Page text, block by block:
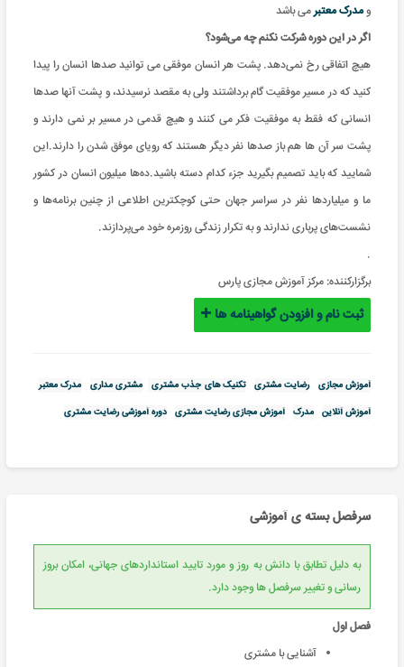
ومدرک معتبرمی باشد
اگر در این دوره شرکت نکنم چه می‌شود؟
هیچ اتفاقی رخ نمی‌دهد. پشت هر انسان موفقی می توانید صدها انسان را پیدا
کنید که در مسیر موفقیت گام برداشتند ولی به مقصد نرسیدند، و پشت آنها صدها
انسانی که فقط به موفقیت فکر می کنند و هیچ قدمی در مسیر بر نمی دارند و
پشت سر آن ها هم باز صدها نفر دیگر هستند که رویای موفق شدن را دارند.این
شمایید که باید تصمیم بگیرید جزء کدام دسته باشید.ده‌ها میلیون‌ انسان در کشور
ما و میلیاردها نفر در سراسر جهان حتی کوچکترین اطلاعی از چنین برنامه‌ها و
نشست‌های پرباری ندارند و به تکرار زندگی روزمره خود می‌پردازند.
.
برگزارکننده: مرکز آموزش مجازی پارس
ثبت نام و افزودن گواهینامه ها
آموزش مجازی رضایت مشتری تکنیک های جذب مشتری مشتری‌ مداری
مدرک معتبر
آموزش آنلاین مدرک آموزش مجازی رضایت مشتری دوره آموزشی رضایت مشتری
سرفصل بسته ی آموزشی
به دلیل تطابق با دانش به روز و مورد تایید استانداردهای جهانی، امکان بروز
رسانی و تغییر سرفصل ها وجود دارد.
فصل اول
آشنایی با مشتری